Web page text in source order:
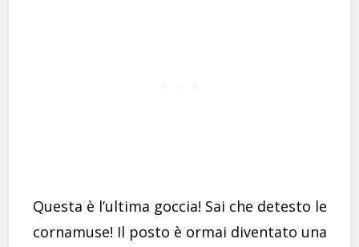
Questa è l’ultima goccia! Sai che detesto le
cornamuse! Il posto è ormai diventato una